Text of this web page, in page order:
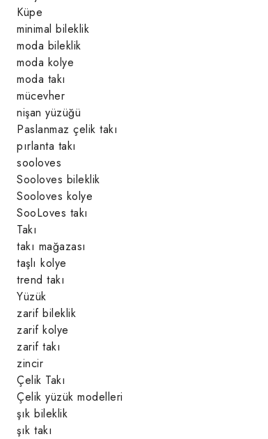
Küpe
minimal bileklik
moda bileklik
moda kolye
moda takı
mücevher
nişan yüzüğü
Paslanmaz çelik takı
pırlanta takı
sooloves
Sooloves bileklik
Sooloves kolye
SooLoves takı
Takı
takı mağazası
taşlı kolye
trend takı
Yüzük
zarif bileklik
zarif kolye
zarif takı
zincir
Çelik Takı
Çelik yüzük modelleri
şık bileklik
şık takı